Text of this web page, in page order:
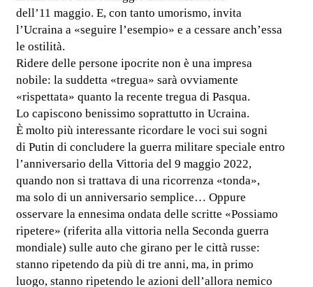
dell’11 maggio. E, con tanto umorismo, invita
l’Ucraina a «seguire l’esempio» e a cessare anch’essa
le ostilità.
Ridere delle persone ipocrite non è una impresa
nobile: la suddetta «tregua» sarà ovviamente
«rispettata» quanto la recente tregua di Pasqua.
Lo capiscono benissimo soprattutto in Ucraina.
È molto più interessante ricordare le voci sui sogni
di Putin di concludere la guerra militare speciale entro
l’anniversario della Vittoria del 9 maggio 2022,
quando non si trattava di una ricorrenza «tonda»,
ma solo di un anniversario semplice… Oppure
osservare la ennesima ondata delle scritte «Possiamo
ripetere» (riferita alla vittoria nella Seconda guerra
mondiale) sulle auto che girano per le città russe:
stanno ripetendo da più di tre anni, ma, in primo
luogo, stanno ripetendo le azioni dell’allora nemico